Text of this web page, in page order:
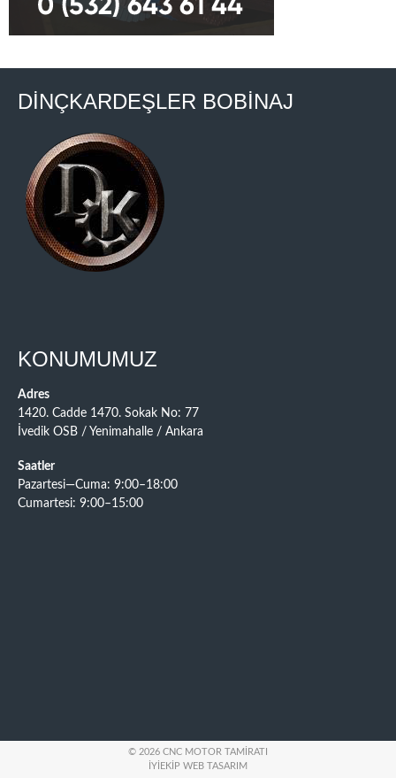
DİNÇKARDEŞLER BOBİNAJ
KONUMUMUZ
Adres
1420. Cadde 1470. Sokak No: 77
İvedik OSB / Yenimahalle / Ankara
Saatler
Pazartesi—Cuma: 9:00–18:00
Cumartesi: 9:00–15:00
© 2026 CNC MOTOR TAMIRATI
İYIEKIP WEB TASARIM